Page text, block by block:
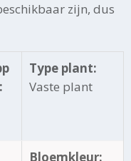
zijn, dus
Type plant:
Vaste plant
Bloemkleur: